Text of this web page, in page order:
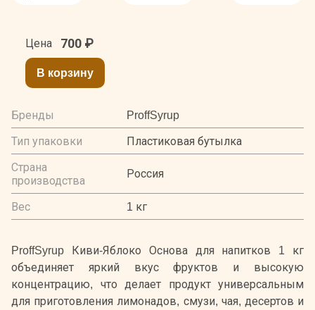
Цена 700 ₽
В корзину
Бренды
ProffSyrup
Тип упаковки
Пластиковая бутылка
Страна
производства
Россия
Вес 1 кг
ProffSyrup Киви-Яблоко Основа для напитков 1 кг
объединяет яркий вкус фруктов и высокую
концентрацию, что делает продукт универсальным
для приготовления лимонадов, смузи, чая, десертов и